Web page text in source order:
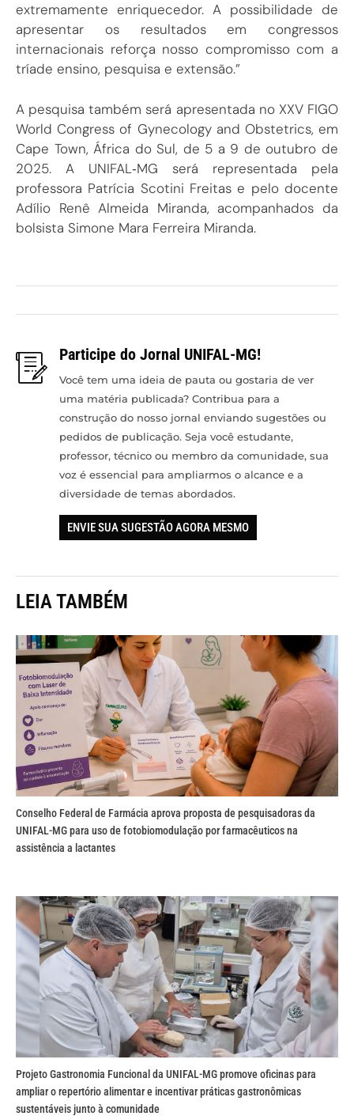
extremamente enriquecedor. A possibilidade de
apresentar os resultados em congressos
internacionais reforça nosso compromisso com a
tríade ensino, pesquisa e extensão.”
A pesquisa também será apresentada no XXV FIGO
World Congress of Gynecology and Obstetrics, em
Cape Town, África do Sul, de 5 a 9 de outubro de
2025. A UNIFAL‑MG será representada pela
professora Patrícia Scotini Freitas e pelo docente
Adílio Renê Almeida Miranda, acompanhados da
bolsista Simone Mara Ferreira Miranda.
Participe do Jornal UNIFAL-MG!
Você tem uma ideia de pauta ou gostaria de ver
uma matéria publicada? Contribua para a
construção do nosso jornal enviando sugestões ou
pedidos de publicação. Seja você estudante,
professor, técnico ou membro da comunidade, sua
voz é essencial para ampliarmos o alcance e a
diversidade de temas abordados.
ENVIE SUA SUGESTÃO AGORA MESMO
LEIA TAMBÉM
Conselho Federal de Farmácia aprova proposta de pesquisadoras da
UNIFAL-MG para uso de fotobiomodulação por farmacêuticos na
assistência a lactantes
Projeto Gastronomia Funcional da UNIFAL-MG promove oficinas para
ampliar o repertório alimentar e incentivar práticas gastronômicas
sustentáveis junto à comunidade